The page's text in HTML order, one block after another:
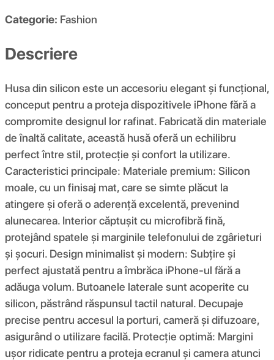
Categorie: Fashion
Descriere
Husa din silicon este un accesoriu elegant și funcțional,
conceput pentru a proteja dispozitivele iPhone fără a
compromite designul lor rafinat. Fabricată din materiale
de înaltă calitate, această husă oferă un echilibru
perfect între stil, protecție și confort la utilizare.
Caracteristici principale: Materiale premium: Silicon
moale, cu un finisaj mat, care se simte plăcut la
atingere și oferă o aderență excelentă, prevenind
alunecarea. Interior căptușit cu microfibră fină,
protejând spatele și marginile telefonului de zgârieturi
și șocuri. Design minimalist și modern: Subțire și
perfect ajustată pentru a îmbrăca iPhone-ul fără a
adăuga volum. Butoanele laterale sunt acoperite cu
silicon, păstrând răspunsul tactil natural. Decupaje
precise pentru accesul la porturi, cameră și difuzoare,
asigurând o utilizare facilă. Protecție optimă: Margini
ușor ridicate pentru a proteja ecranul și camera atunci